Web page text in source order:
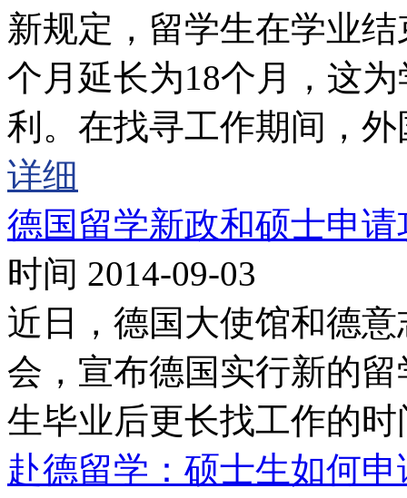
新规定，留学生在学业
个月延长为18个月，这
利。在找寻工作期间，
详细
德国留学新政和硕士申请
时间 2014-09-03
近日，德国大使馆和德
会，宣布德国实行新的
生毕业后更长找工作的
赴德留学：硕士生如何申